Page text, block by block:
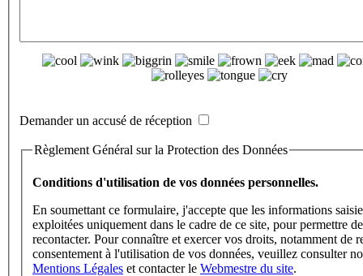
Demander un accusé de réception
Règlement Général sur la Protection des Données
Conditions d'utilisation de vos données personnelles.
En soumettant ce formulaire, j'accepte que les informations
exploitées uniquement dans le cadre de ce site, pour permettre
recontacter. Pour connaître et exercer vos droits, notamment de
consentement à l'utilisation de vos données, veuillez consulter
Mentions Légales et contacter le Webmestre du site.